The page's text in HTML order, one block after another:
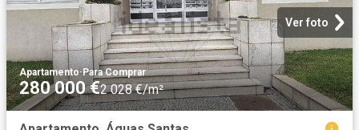
Ver foto
Apartamento·Para Comprar
280 000 €2 028 €/m²